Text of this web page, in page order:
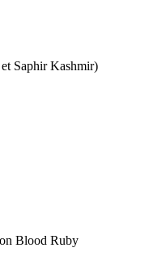
Saphir Kashmir)
Blood Ruby